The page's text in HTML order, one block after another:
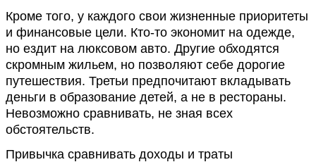
Кроме того, у каждого свои жизненные приоритеты
и финансовые цели. Кто-то экономит на одежде,
но ездит на люксовом авто. Другие обходятся
скромным жильем, но позволяют себе дорогие
путешествия. Третьи предпочитают вкладывать
деньги в образование детей, а не в рестораны.
Невозможно сравнивать, не зная всех
обстоятельств.
Привычка сравнивать доходы и траты